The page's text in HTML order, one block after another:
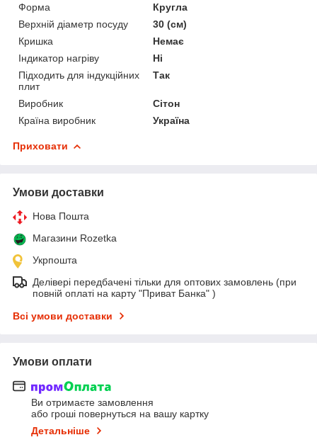
Форма
Кругла
Верхній діаметр посуду
30 (см)
Кришка
Немає
Індикатор нагріву
Ні
Підходить для індукційних
плит
Так
Виробник
Сітон
Країна виробник
Україна
Приховати
Умови доставки
Нова Пошта
Магазини Rozetka
Укрпошта
Делівері передбачені тільки для оптових замовлень (при
повній оплаті на карту "Приват Банка" )
Всі умови доставки
Умови оплати
Ви отримаєте замовлення
або гроші повернуться на вашу картку
Детальніше